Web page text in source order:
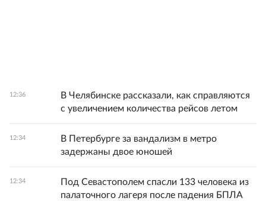
12:36
В Челябинске рассказали, как справляются
с увеличением количества рейсов летом
12:34
В Петербурге за вандализм в метро
задержаны двое юношей
12:34
Под Севастополем спасли 133 человека из
палаточного лагеря после падения БПЛА